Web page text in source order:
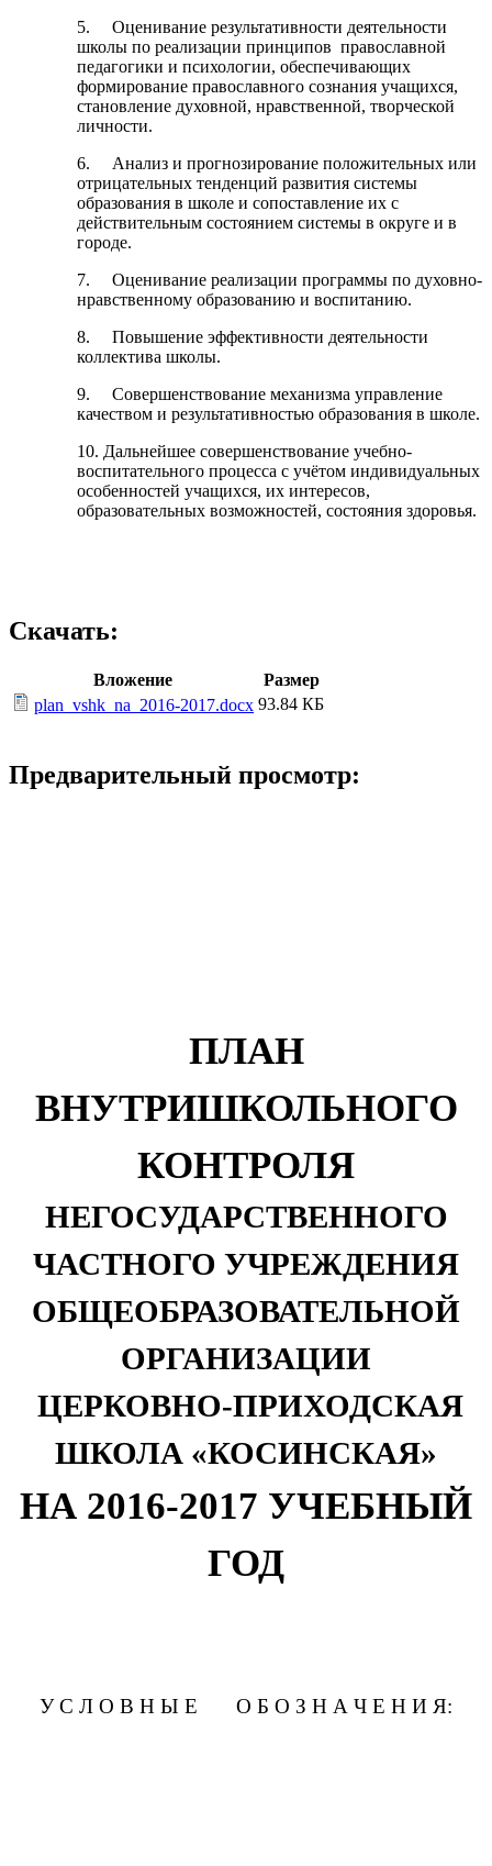
5. Оценивание результативности деятельности
школы по реализации принципов православной
педагогики и психологии, обеспечивающих
формирование православного сознания учащихся,
становление духовной, нравственной, творческой
личности.
6. Анализ и прогнозирование положительных или
отрицательных тенденций развития системы
образования в школе и сопоставление их с
действительным состоянием системы в округе и в
городе.
7. Оценивание реализации программы по духовно-
нравственному образованию и воспитанию.
8. Повышение эффективности деятельности
коллектива школы.
9. Совершенствование механизма управление
качеством и результативностью образования в школе.
10. Дальнейшее совершенствование учебно-
воспитательного процесса с учётом индивидуальных
особенностей учащихся, их интересов,
образовательных возможностей, состояния здоровья.
Скачать:
Вложение
Размер
plan_vshk_na_2016-2017.docx 93.84 КБ
Предварительный просмотр:
ПЛАН
ВНУТРИШКОЛЬНОГО
КОНТРОЛЯ
НЕГОСУДАРСТВЕННОГО
ЧАСТНОГО УЧРЕЖДЕНИЯ
ОБЩЕОБРАЗОВАТЕЛЬНОЙ
ОРГАНИЗАЦИИ
ЦЕРКОВНО-ПРИХОДСКАЯ
ШКОЛА «КОСИНСКАЯ»
НА 2016-2017 УЧЕБНЫЙ
ГОД
У С Л О В Н Ы Е О Б О З Н А Ч Е Н И Я: